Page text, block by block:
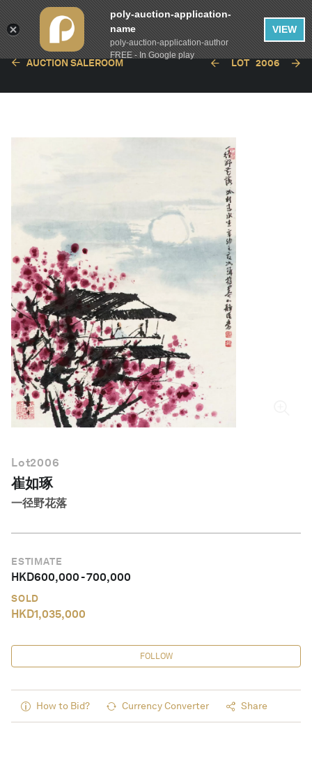
简体中文
AUCTION SALEROOM LOT 2006
Lot2006
崔如琢
一径野花落
ESTIMATE
HKD600,000-700,000
SOLD
HKD1,035,000
FOLLOW
How to Bid? Currency Converter Share
poly-auction-application-
name
poly-auction-application-author
FREE - In Google play
VIEW